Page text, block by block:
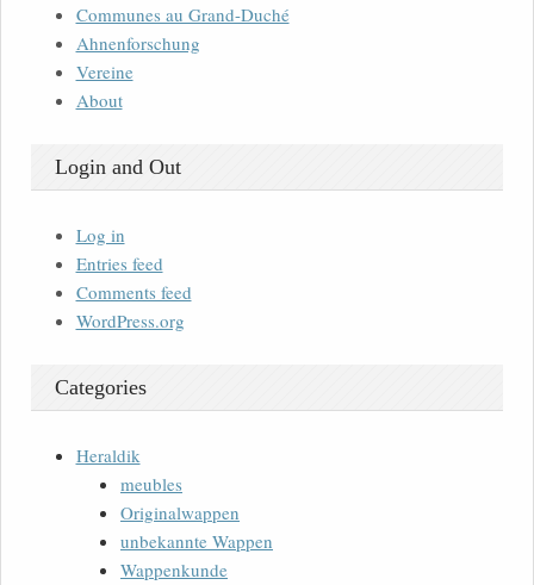
Communes au Grand-Duché
Ahnenforschung
Vereine
About
Login and Out
Log in
Entries feed
Comments feed
WordPress.org
Categories
Heraldik
meubles
Originalwappen
unbekannte Wappen
Wappenkunde